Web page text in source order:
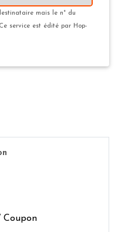
mais le n° du
service est édité par Hop-
Coupon